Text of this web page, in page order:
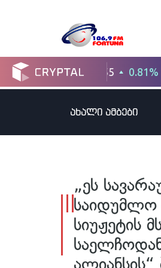
ახალი ამბები
„ეს
საიდუმლო
სიუჟეტის